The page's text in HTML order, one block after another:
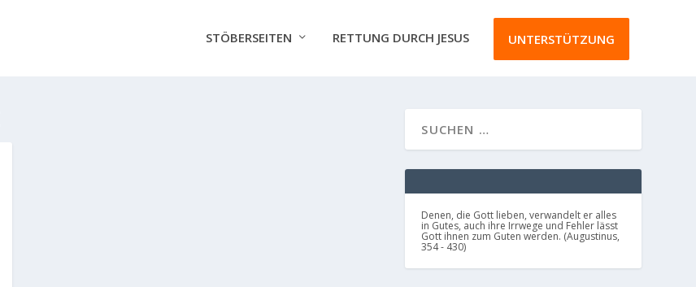
STÖBERSEITEN RETTUNG DURCH JESUS UNTERSTÜTZUNG
Denen, die Gott lieben, verwandelt er alles
in Gutes, auch ihre Irrwege und Fehler lässt
Gott ihnen zum Guten werden. (Augustinus,
354 - 430)